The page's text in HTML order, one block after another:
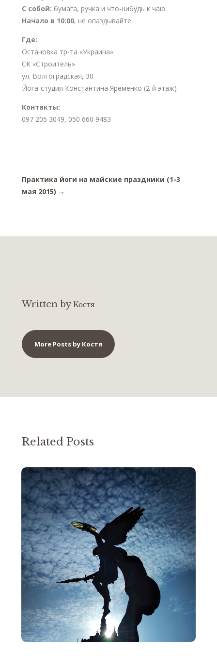
С собой: бумага, ручка и что-нибудь к чаю.
Начало в 10:00, не опаздывайте.
Где:
Остановка тр-та «Украина»
СК «Строитель»
ул. Волгоградская, 30
Йога-студия Константина Ярёменко (2-й этаж)
Контакты:
097 205 3049, 050 660 9483
Практика йоги на майские праздники (1-3
мая 2015) →
Written by Костя
More Posts by Костя
Related Posts